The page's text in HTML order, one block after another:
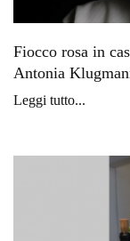
Fiocco rosa in
Antonia
Leggi tutto...